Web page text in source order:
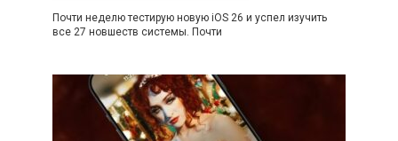
Почти неделю тестирую новую iOS 26 и успел изучить
все 27 новшеств системы. Почти